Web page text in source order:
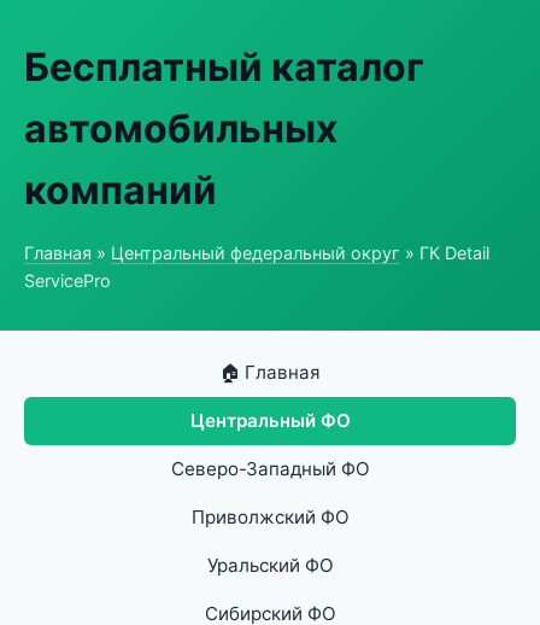
Бесплатный каталог
автомобильных
компаний
Главная » Центральный федеральный округ » ГК Detail
ServicePro
🏠 Главная
Центральный ФО
Северо-Западный ФО
Приволжский ФО
Уральский ФО
Сибирский ФО